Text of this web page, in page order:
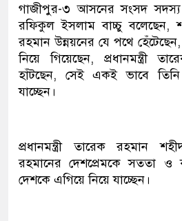
গাজীপুর-৩ আসনের সংসদ
রফিকুল ইসলাম বাচ্চু বলেছেন,
রহমান উন্নয়নের যে পথে
নিয়ে গিয়েছেন, প্রধানমন্ত্রী
হাঁটছেন, সেই একই ভাবে
যাচ্ছেন।
প্রধানমন্ত্রী তারেক রহমান
রহমানের দেশপ্রেমকে সততা ও
দেশকে এগিয়ে নিয়ে যাচ্ছেন।